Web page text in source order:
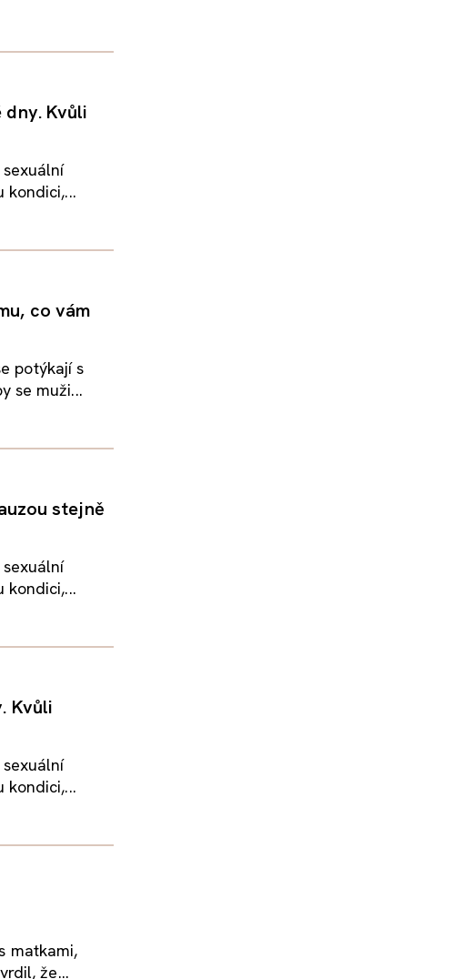
dny. Kvůli
kondici,...
co vám
potýkají s
se muži...
stejně
kondici,...
Kvůli
kondici,...
matkami,
že...